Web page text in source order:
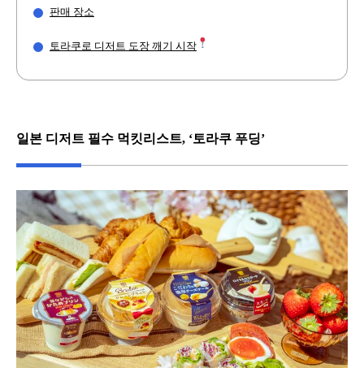
판매 장소
토라쿠로 디저트 도장 깨기 시작
일본 디저트 필수 먹킷리스트, ‘토라쿠 푸딩’